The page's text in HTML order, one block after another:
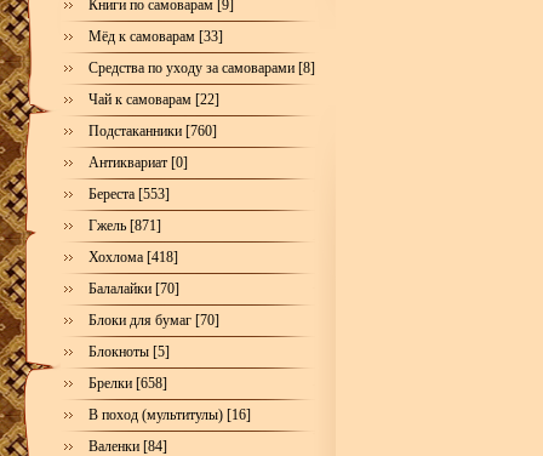
Книги по самоварам [9]
Мёд к самоварам [33]
Средства по уходу за самоварами [8]
Чай к самоварам [22]
Подстаканники [760]
Антиквариат [0]
Береста [553]
Гжель [871]
Хохлома [418]
Балалайки [70]
Блоки для бумаг [70]
Блокноты [5]
Брелки [658]
В поход (мультитулы) [16]
Валенки [84]